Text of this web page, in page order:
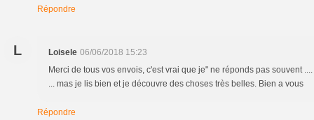
Répondre
L Loisele 06/06/2018 15:23
Merci de tous vos envois, c'est vrai que je" ne réponds pas souvent
... mas je lis bien et je découvre des choses très belles. Bien a vous
Répondre